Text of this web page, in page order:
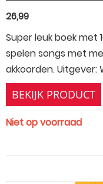
26,99
Super leuk boek met
spelen songs met
akkoorden. Uitgever:
Niet op voorraad
BEKIJK PRODUCT